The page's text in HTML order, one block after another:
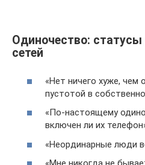
Одиночество:
сетей
«Нет ничего хуже, чем
пустотой в
«По-настоящему
включен ли их
«Неординарные люди